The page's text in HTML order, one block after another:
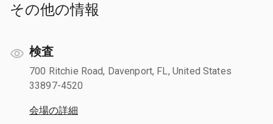
その他の情報
検査
700 Ritchie Road, Davenport, FL, United States
33897-4520
会場の詳細